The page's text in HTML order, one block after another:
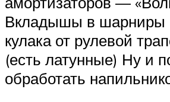
Вкладышы в шарниры
кулака от рулевой
(есть латунные) Ну и
обработать